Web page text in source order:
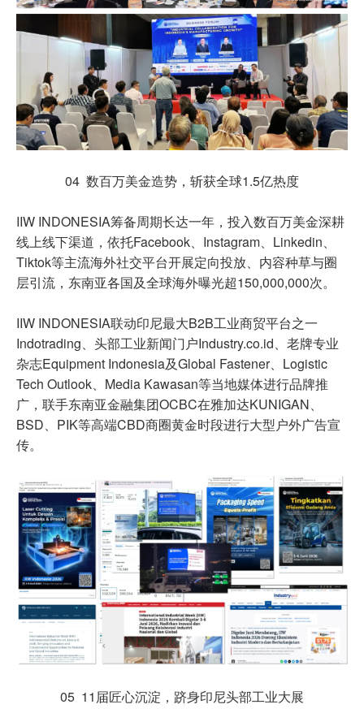
04 数百万美金造势，斩获全球1.5亿热度
IIW INDONESIA筹备周期长达一年，投入数百万美金深耕
线上线下渠道，依托Facebook、Instagram、Linkedin、
Tiktok等主流海外社交平台开展定向投放、内容种草与圈
层引流，东南亚各国及全球海外曝光超150,000,000次。
IIW INDONESIA联动印尼最大B2B工业商贸平台之一
Indotrading、头部工业新闻门户Industry.co.id、老牌专业
杂志Equipment Indonesia及Global Fastener、Logistic
Tech Outlook、Media Kawasan等当地媒体进行品牌推
广，联手东南亚金融集团OCBC在雅加达KUNIGAN、
BSD、PIK等高端CBD商圈黄金时段进行大型户外广告宣
传。
05 11届匠心沉淀，跻身印尼头部工业大展